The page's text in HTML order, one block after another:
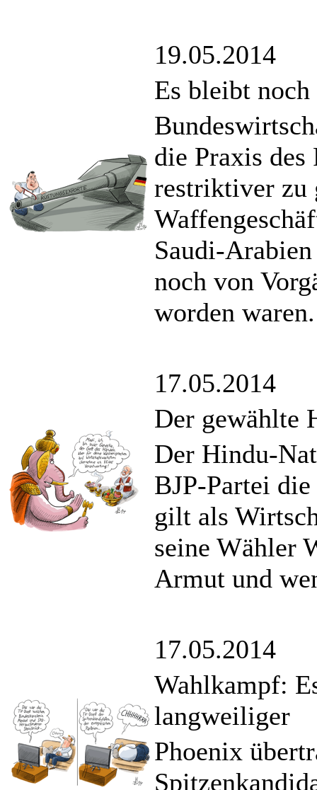
19.05.2014
Es bleibt noch
die Praxis
restriktiver zu
Saudi-
noch von
worden waren.
17.05.2014
Der gewählte
Der Hindu-
BJP-Partei
gilt als
seine Wähler
Armut und
17.05.2014
Wahlkampf:
langweiliger
Phoenix